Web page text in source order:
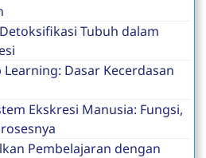
Tubuh dalam
Learning: Dasar Kecerdasan
Ekskresi Manusia: Fungsi,
Pembelajaran dengan